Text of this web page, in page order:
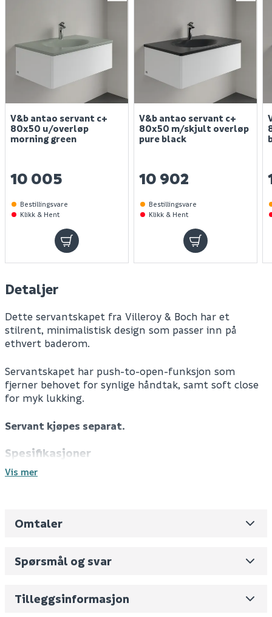
V&b antao servant c+
80x50 u/overløp
morning green
10 005
Bestillingsvare
Klikk & Hent
V&b antao servant c+
80x50 m/skjult overløp
pure black
10 902
Bestillingsvare
Klikk & Hent
Detaljer
Dette servantskapet fra Villeroy & Boch har et
stilrent, minimalistisk design som passer inn på
ethvert baderom.
Servantskapet har push-to-open-funksjon som
fjerner behovet for synlige håndtak, samt soft close
for myk lukking.
Servant kjøpes separat.
Spesifikasjoner
Farge: Matt hvit
Front: Rillet
Push-to-open
Vis mer
Omtaler
Spørsmål og svar
Tilleggsinformasjon
Leverandørens varenummer K04100MT
Volum 278.75 (dm3 per salgsforpakning)